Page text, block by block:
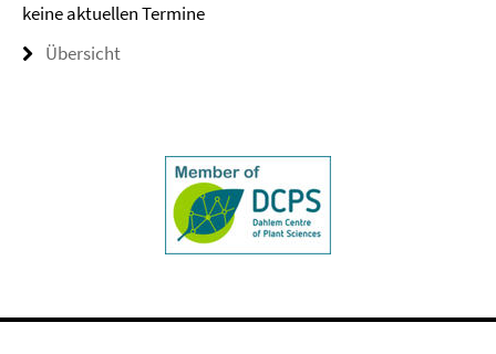
keine aktuellen Termine
Übersicht